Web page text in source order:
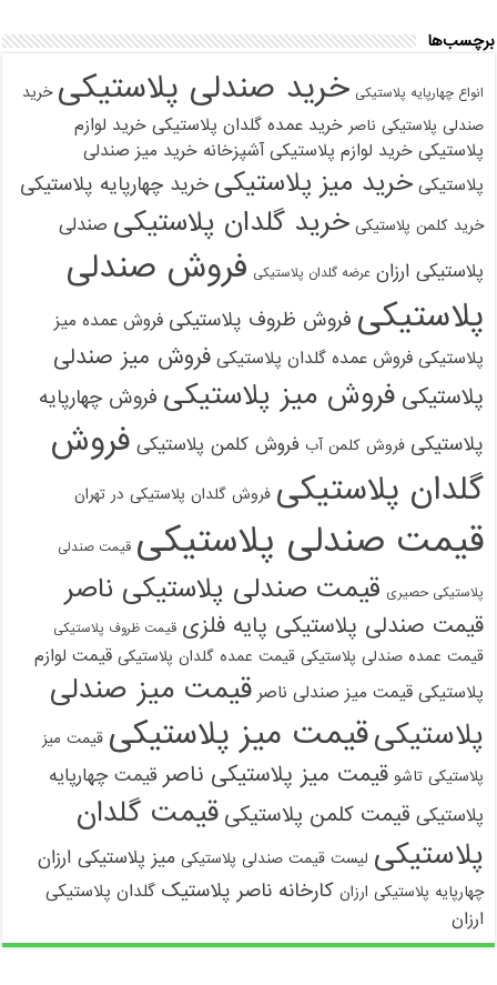
برچسب‌ها
انواع چهارپایه پلاستیکی خرید صندلی پلاستیکی خرید
صندلی پلاستیکی ناصر خرید عمده گلدان پلاستیکی خرید لوازم
پلاستیکی خرید لوازم پلاستیکی آشپزخانه خرید میز صندلی
پلاستیکی خرید میز پلاستیکی خرید چهارپایه پلاستیکی
خرید کلمن پلاستیکی خرید گلدان پلاستیکی صندلی
پلاستیکی ارزان عرضه گلدان پلاستیکی فروش صندلی
پلاستیکی فروش ظروف پلاستیکی فروش عمده میز
پلاستیکی فروش عمده گلدان پلاستیکی فروش میز صندلی
پلاستیکی فروش میز پلاستیکی فروش چهارپایه
پلاستیکی فروش کلمن آب فروش کلمن پلاستیکی فروش
گلدان پلاستیکی فروش گلدان پلاستیکی در تهران
قیمت صندلی پلاستیکی قیمت صندلی
پلاستیکی حصیری قیمت صندلی پلاستیکی ناصر
قیمت صندلی پلاستیکی پایه فلزی قیمت ظروف پلاستیکی
قیمت عمده صندلی پلاستیکی قیمت عمده گلدان پلاستیکی قیمت لوازم
پلاستیکی قیمت میز صندلی ناصر قیمت میز صندلی
پلاستیکیقیمت میز پلاستیکی قیمت میز
پلاستیکی تاشو قیمت میز پلاستیکی ناصر قیمت چهارپایه
پلاستیکی قیمت کلمن پلاستیکی قیمت گلدان
پلاستیکی لیست قیمت صندلی پلاستیکی میز پلاستیکی ارزان
چهارپایه پلاستیکی ارزان کارخانه ناصر پلاستیک گلدان پلاستیکی
ارزان